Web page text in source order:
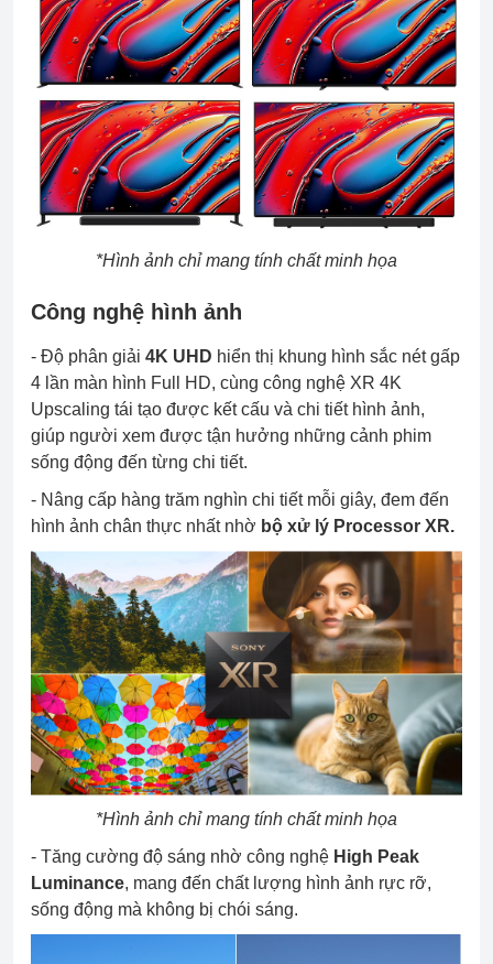
*Hình ảnh chỉ mang tính chất minh họa
Công nghệ hình ảnh
- Độ phân giải 4K UHD hiển thị khung hình sắc nét gấp
4 lần màn hình Full HD, cùng công nghệ XR 4K
Upscaling tái tạo được kết cấu và chi tiết hình ảnh,
giúp người xem được tận hưởng những cảnh phim
sống động đến từng chi tiết.
- Nâng cấp hàng trăm nghìn chi tiết mỗi giây, đem đến
hình ảnh chân thực nhất nhờ bộ xử lý Processor XR.
*Hình ảnh chỉ mang tính chất minh họa
- Tăng cường độ sáng nhờ công nghệ High Peak
Luminance, mang đến chất lượng hình ảnh rực rỡ,
sống động mà không bị chói sáng.